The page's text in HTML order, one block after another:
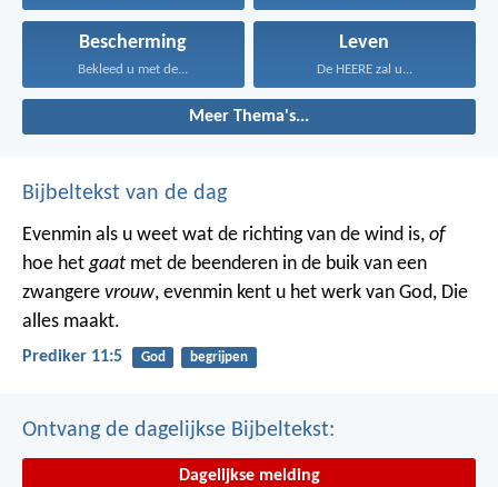
Bescherming
Bekleed u met de...
Leven
De HEERE zal u...
Meer Thema's...
Bijbeltekst van de dag
Evenmin als u weet wat de richting van de wind is, of
hoe hetgaat met de beenderen in de buik van een
zwangere vrouw, evenmin kent u het werk van God, Die
alles maakt.
Prediker 11:5 God begrijpen
Ontvang de dagelijkse Bijbeltekst:
Dagelijkse melding